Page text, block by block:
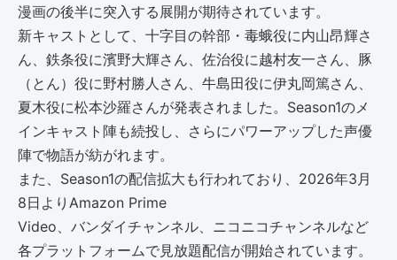
漫画の後半に突入する展開が期待されています。
新キャストとして、十字目の幹部・毒蛾役に内山昂輝さ
ん、鉄条役に濱野大輝さん、佐治役に越村友一さん、豚
（とん）役に野村勝人さん、牛島田役に伊丸岡篤さん、
夏木役に松本沙羅さんが発表されました。Season1のメ
インキャスト陣も続投し、さらにパワーアップした声優
陣で物語が紡がれます。
また、Season1の配信拡大も行われており、2026年3月
8日よりAmazon Prime
Video、バンダイチャンネル、ニコニコチャンネルなど
各プラットフォームで見放題配信が開始されています。